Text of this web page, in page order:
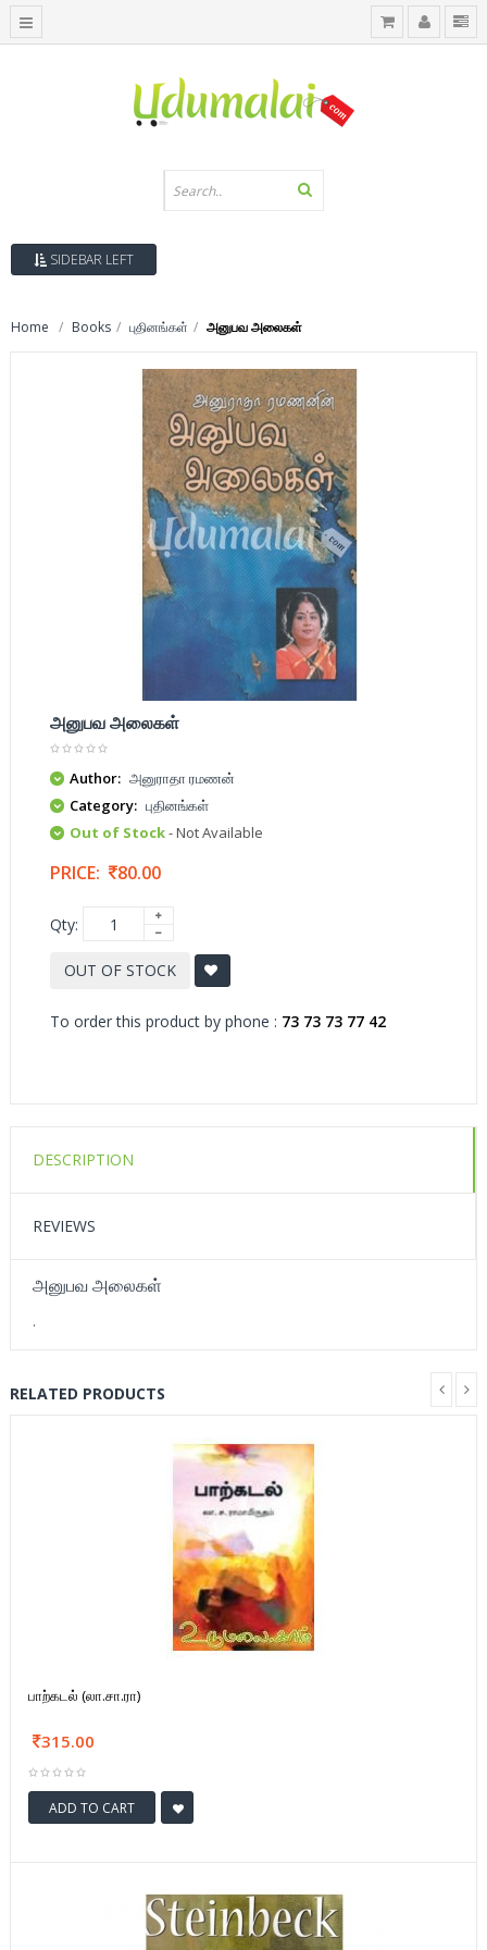
SIDEBAR LEFT
Home Books புதினங்கள் அனுபவ அலைகள்
அனுபவ அலைகள்
Author: அனுராதா ரமணன்
Category: புதினங்கள்
Out of Stock- Not Available
PRICE: 80.00
Qty:
OUT OF STOCK
To order this product by phone : 73 73 73 77 42
DESCRIPTION
REVIEWS
அனுபவ அலைகள்
.
RELATED PRODUCTS
பாற்கடல் (லா.சா.ரா)
315.00
ADD TO CART